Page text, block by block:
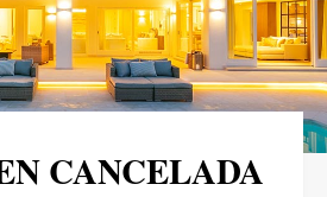
CANCELADA